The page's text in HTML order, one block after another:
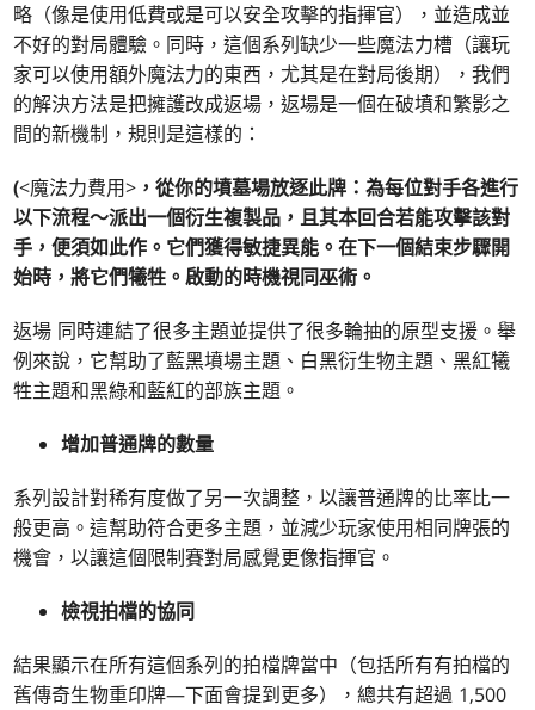
略（像是使用低費或是可以安全攻擊的指揮官），並造成並
不好的對局體驗。同時，這個系列缺少一些魔法力槽（讓玩
家可以使用額外魔法力的東西，尤其是在對局後期），我們
的解決方法是把擁護改成返場，返場是一個在破墳和繁影之
間的新機制，規則是這樣的：
(<魔法力費用> ，從你的墳墓場放逐此牌：為每位對手各進行
以下流程～派出一個衍生複製品，且其本回合若能攻擊該對
手，便須如此作。它們獲得敏捷異能。在下一個結束步驟開
始時，將它們犧牲。啟動的時機視同巫術。
返場 同時連結了很多主題並提供了很多輪抽的原型支援。舉
例來說，它幫助了藍黑墳場主題、白黑衍生物主題、黑紅犧
牲主題和黑綠和藍紅的部族主題。
增加普通牌的數量
系列設計對稀有度做了另一次調整，以讓普通牌的比率比一
般更高。這幫助符合更多主題，並減少玩家使用相同牌張的
機會，以讓這個限制賽對局感覺更像指揮官。
檢視拍檔的協同
結果顯示在所有這個系列的拍檔牌當中（包括所有有拍檔的
舊傳奇生物重印牌—下面會提到更多），總共有超過 1,500